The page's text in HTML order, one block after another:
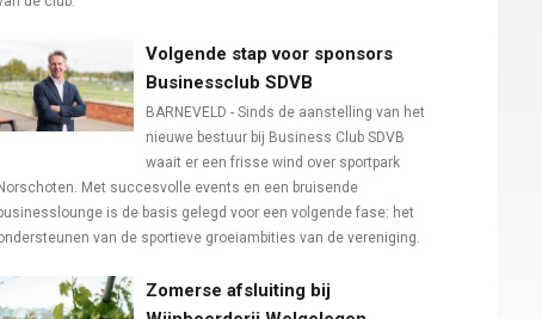
Volgende stap voor sponsors
Businessclub SDVB
BARNEVELD - Sinds de aanstelling van het
nieuwe bestuur bij Business Club SDVB
waait er een frisse wind over sportpark
Norschoten. Met succesvolle events en een bruisende
businesslounge is de basis gelegd voor een volgende fase: het
van de sportieve groeiambities van de vereniging.
Zomerse afsluiting bij